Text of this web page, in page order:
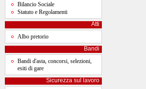
Bilancio Sociale
Statuto e Regolamenti
Atti
Albo pretorio
Bandi
Bandi d'asta, concorsi, selezioni,
esiti di gare
Sicurezza sul lavoro